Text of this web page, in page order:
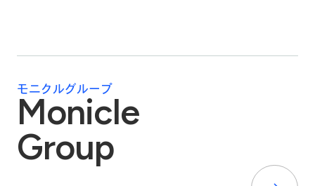
モニクルグループ
Monicle
Group